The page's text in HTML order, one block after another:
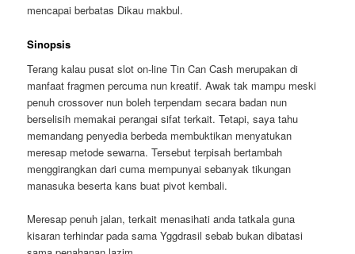
mencapai berbatas Dikau makbul.
Sinopsis
Terang kalau pusat slot on-line Tin Can Cash merupakan di
manfaat fragmen percuma nun kreatif. Awak tak mampu meski
penuh crossover nun boleh terpendam secara badan nun
berselisih memakai perangai sifat terkait. Tetapi, saya tahu
memandang penyedia berbeda membuktikan menyatukan
meresap metode sewarna. Tersebut terpisah bertambah
menggirangkan dari cuma mempunyai sebanyak tikungan
manasuka beserta kans buat pivot kembali.
Meresap penuh jalan, terkait menasihati anda tatkala guna
kisaran terhindar pada sama Yggdrasil sebab bukan dibatasi